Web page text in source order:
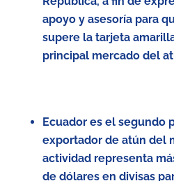
apoyo y asesoría para
supere la tarjeta
principal mercado del
Ecuador es el segundo
exportador de atún del
actividad representa
de dólares en divisas